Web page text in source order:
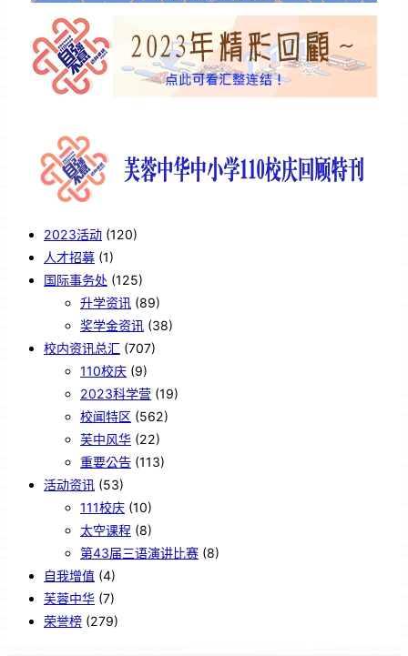
2023活动 (120)
人才招募 (1)
国际事务处 (125)
升学资讯 (89)
奖学金资讯 (38)
校内资讯总汇 (707)
110校庆 (9)
2023科学营 (19)
校闻特区 (562)
芙中风华 (22)
重要公告 (113)
活动资讯 (53)
111校庆 (10)
太空课程 (8)
第43届三语演讲比赛 (8)
自我增值 (4)
芙蓉中华 (7)
荣誉榜 (279)